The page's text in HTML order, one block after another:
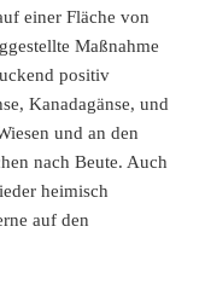
einer Fläche von
Maßnahme
positiv
Kanadagänse, und
und an den
nach Beute. Auch
heimisch
auf den